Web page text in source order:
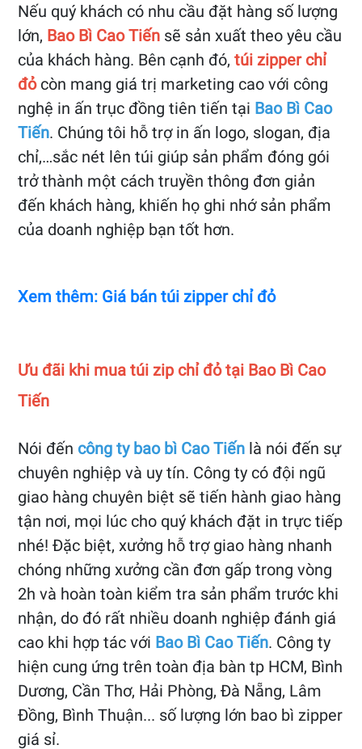
Nếu quý khách có nhu cầu đặt hàng số lượng
lớn, Bao Bì Cao Tiến sẽ sản xuất theo yêu cầu
của khách hàng. Bên cạnh đó,túi zipper chỉ
đỏcòn mang giá trị marketing cao với công
nghệ in ấn trục đồng tiên tiến tại Bao Bì Cao
Tiến. Chúng tôi hỗ trợ in ấn logo, slogan, địa
chỉ,…sắc nét lên túi giúp sản phẩm đóng gói
trở thành một cách truyền thông đơn giản
đến khách hàng, khiến họ ghi nhớ sản phẩm
của doanh nghiệp bạn tốt hơn.
Xem thêm: Giá bán túi zipper chỉ đỏ
Ưu đãi khi mua túi zip chỉ đỏ tại Bao Bì Cao
Tiến
Nói đến công ty bao bì Cao Tiến là nói đến sự
chuyên nghiệp và uy tín. Công ty có đội ngũ
giao hàng chuyên biệt sẽ tiến hành giao hàng
tận nơi, mọi lúc cho quý khách đặt in trực tiếp
nhé! Đặc biệt, xưởng hỗ trợ giao hàng nhanh
chóng những xưởng cần đơn gấp trong vòng
2h và hoàn toàn kiểm tra sản phẩm trước khi
nhận, do đó rất nhiều doanh nghiệp đánh giá
cao khi hợp tác với Bao Bì Cao Tiến. Công ty
hiện cung ứng trên toàn địa bàn tp HCM, Bình
Dương, Cần Thơ, Hải Phòng, Đà Nẵng, Lâm
Đồng, Bình Thuận... số lượng lớn bao bì zipper
giá sỉ.